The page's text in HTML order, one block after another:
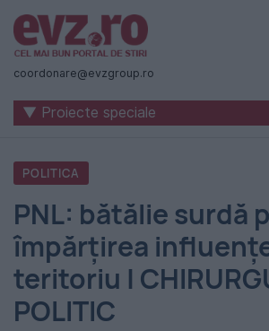
Știri
naționale
internaționale
România
-
Evenimentul
Zilei
coordonare@evzgroup.ro
▼ Proiecte speciale
POLITICA
PNL: bătălie surdă
împărțirea
teritoriu |
POLITIC